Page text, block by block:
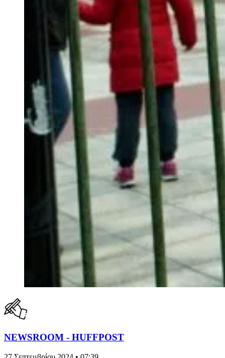
NEWSROOM - HUFFPOST